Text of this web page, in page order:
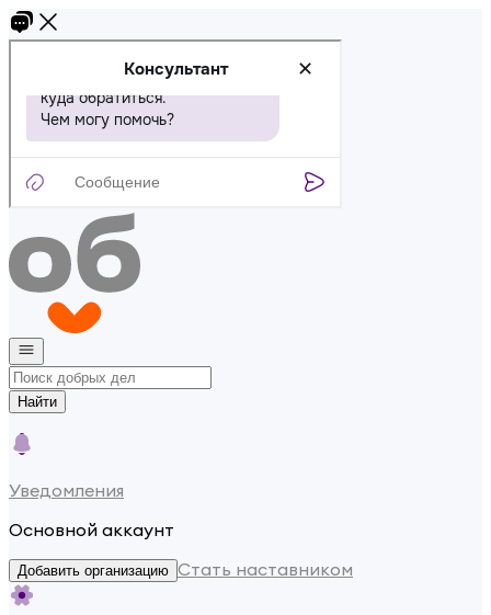
Найти
Уведомления
Основной аккаунт
Добавить организацию Стать наставником